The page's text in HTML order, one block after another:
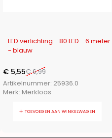
LED verlichting - 80 LED - 6 meter
- blauw
€6,99
€ 5,55
Artikelnummer: 25936.0
Merk: Merkloos
TOEVOEGEN AAN WINKELWAGEN